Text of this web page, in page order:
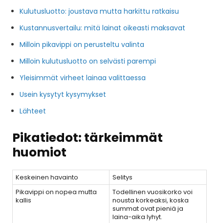
Kulutusluotto: joustava mutta harkittu ratkaisu
Kustannusvertailu: mitä lainat oikeasti maksavat
Milloin pikavippi on perusteltu valinta
Milloin kulutusluotto on selvästi parempi
Yleisimmät virheet lainaa valittaessa
Usein kysytyt kysymykset
Lähteet
Pikatiedot: tärkeimmät
huomiot
Keskeinen havainto
Selitys
Pikavippi on nopea mutta
kallis
Todellinen vuosikorko voi
nousta korkeaksi, koska
summat ovat pieniä ja
laina-aika lyhyt.